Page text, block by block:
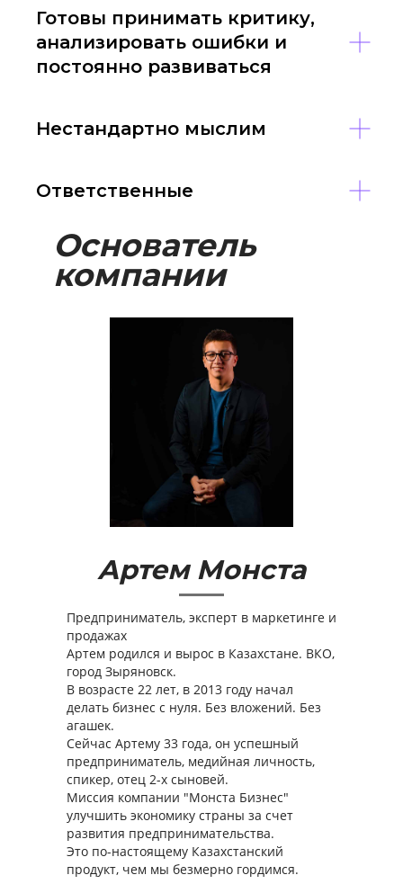
Готовы принимать критику,
анализировать ошибки и
постоянно развиваться
Нестандартно мыслим
Ответственные
Артем Монста
Предприниматель, эксперт в маркетинге и
продажах
Артем родился и вырос в Казахстане. ВКО,
город Зыряновск.
В возрасте 22 лет, в 2013 году начал
делать бизнес с нуля. Без вложений. Без
агашек.
Сейчас Артему 33 года, он успешный
предприниматель, медийная личность,
спикер, отец 2-х сыновей.
Миссия компании "Монста Бизнес"
улучшить экономику страны за счет
развития предпринимательства.
Это по-настоящему Казахстанский
продукт, чем мы безмерно гордимся.
Основатель
компании